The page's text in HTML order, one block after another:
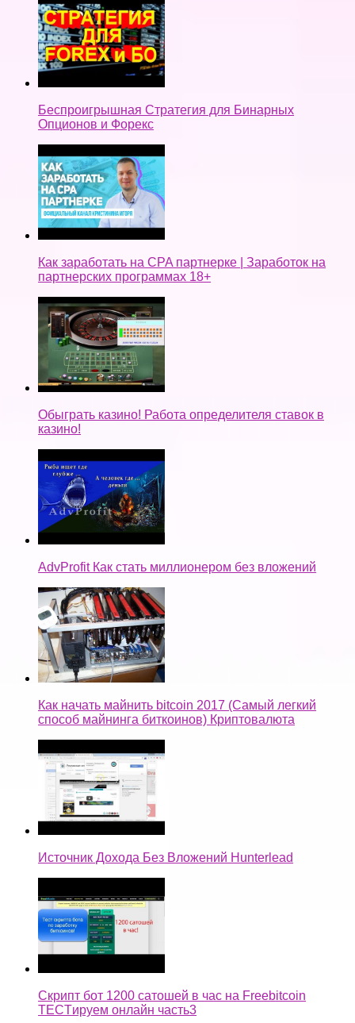
Беспроигрышная Стратегия для Бинарных
Опционов и Форекс
Как заработать на CPA партнерке | Заработок на
партнерских программах 18+
Обыграть казино! Работа определителя ставок в
казино!
AdvProfit Как стать миллионером без вложений
Как начать майнить bitcoin 2017 (Самый легкий
способ майнинга биткоинов) Криптовалюта
Источник Дохода Без Вложений Hunterlead
Скрипт бот 1200 сатошей в час на Freebitcoin
TECTируем онлайн часть3